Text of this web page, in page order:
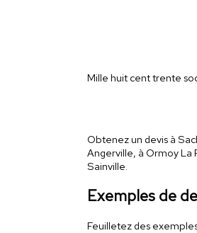
Mille huit cent trente
Obtenez un devis à
Angerville, à Ormoy La
Sainville.
Exemples de
Feuilletez des